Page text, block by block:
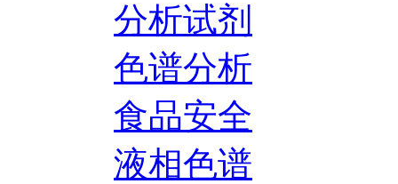
分析试剂
色谱分析
食品安全
液相色谱